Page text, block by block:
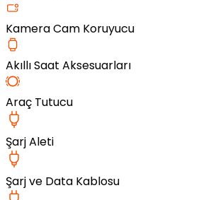
Kamera Cam Koruyucu
Akıllı Saat Aksesuarları
Araç Tutucu
Şarj Aleti
Şarj ve Data Kablosu